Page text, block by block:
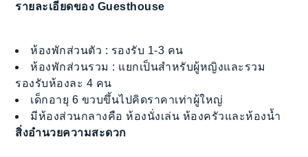
รายละเอียดของ Guesthouse
ห้องพักส่วนตัว : รองรับ 1-3 คน
ห้องพักส่วนรวม : แยกเป็นสำหรับผู้หญิงและรวม
รองรับห้องละ 4 คน
เด็กอายุ 6 ขวบขึ้นไปคิดราคาเท่าผู้ใหญ่
มีห้องส่วนกลางคือ ห้องนั่งเล่น ห้องครัวและห้องน้ำ
สิ่งอำนวยความสะดวก